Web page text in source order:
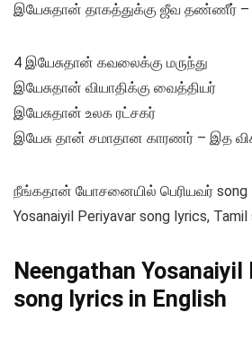
இயேசுதான் தாகத்துக்கு ஜீவ தண்ணீர் –
4 இயேசுதான் கவலைக்கு மருந்து
இயேசுதான் வியாதிக்கு வைத்தியர்
இயேசுதான் உலக ரட்சகர்
இயேசு தான் சமாதான காரணர் – இத
நீங்கதான் யோசனையில் பெரியவர் song
Yosanaiyil Periyavar song lyrics, Tamil
Neengathan Yosanaiyil
song lyrics in English